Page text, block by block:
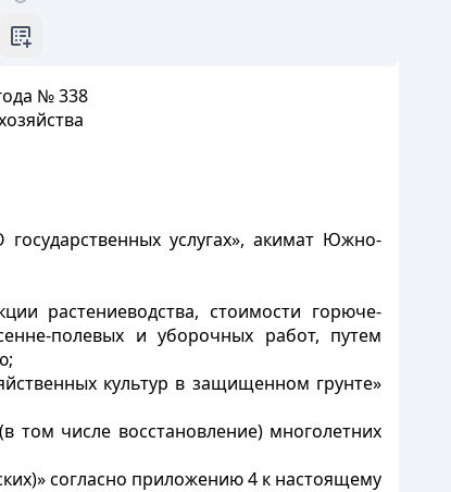
№ 338
услугах», акимат Южно-
растениеводства, стоимости горюче-
полевых и уборочных работ, путем
культур в защищенном грунте»
том числе восстановление) многолетних
согласно приложению 4 к настоящему